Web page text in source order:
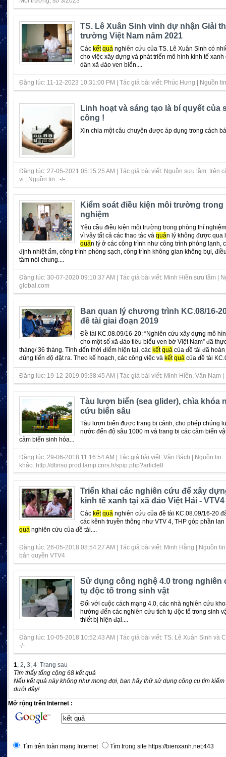
TS. Lê Xuân Sinh vinh dự nhận Giải
trường Việt Nam năm 2021
Các kết quảnghiên cứu của TS. Lê Xuân Sinh có
cho việc xây dựng và phát triển mô hình kinh tế xanh
dân xã đảo ven biển....
Đăng lúc: 11-12-2023 10:31:00 PM | Tác giả bài viết: Phúc Hưng | Nguồn
Linh hoạt và sáng tạo là bí quyết của
công !
Xin chia một câu chuyện được áp dụng trong cách
Đăng lúc: 27-05-2021 05:15:25 AM | Tác giả bài viết: Nguồn sưu tầm: trên
vị | Nguồn tin : -/-
Kiểm soát điều kiện môi trường trong
nghiệm
Yêu cầu điều kiện môi trường trong phòng thí
vì vậy tất cả các thao tác và quản lý không được qua
quản lý ở các công trình như công trình phòng lạnh,
định nhiệt ẩm, công trình phòng sạch, công trình không gian không bụi,
tâm nói chung....
Đăng lúc: 30-07-2020 09:10:37 AM | Tác giả bài viết: Minh Hiền sưu tầm |
global.com
Ban quan lý chương trình KC.08/16-
đề tài giai đoạn 2019
Đề tài KC.08.09/16-20: “Nghiên cứu xây dựng mô
cho một số xã đảo tiêu biểu ven bờ Việt Nam” đã
tháng/ 36 tháng. Tính đến thời điểm hiện tại, các kết quả của đề tài đã
đúng tiến độ đặt ra. Theo kế hoạch, các công việc và kết quả của đề tài
Đăng lúc: 19-12-2019 09:38:45 AM | Tác giả bài viết: Minh Hiền, Văn Nam |
Tàu lượn biển (sea glider), chìa khóa
cứu biển sâu
Tàu lượn biển được trang bị cánh, cho phép chúng
nước đến độ sâu 1000 m và trang bị các cảm biến
cảm biến sinh hóa...
Đăng lúc: 29-06-2018 11:16:54 AM | Tác giả bài viết: Văn Bách | Nguồn tin
khảo: http://dtinsu.prod.lamp.cnrs.fr/spip.php?article8
Triển khai các nghiên cứu để xây
kinh tế xanh tại xã đảo Việt Hải - VTV4
Các kết quảnghiên cứu của đề tài KC.08.09/16-20
các kênh truyền thông như VTV 4, THP góp phần
quả nghiên cứu của đề tài....
Đăng lúc: 26-05-2018 08:54:27 AM | Tác giả bài viết: Minh Hằng | Nguồn
bản quyền VTV4
Sử dụng công nghệ 4.0 trong nghiên
tụ độc tố trong sinh vật
Đối với cuộc cách mạng 4.0, các nhà nghiên cứu
hướng đến các nghiên cứu tích tụ độc tố trong sinh
thiết bị hiện đại....
Đăng lúc: 10-05-2018 10:52:43 AM | Tác giả bài viết: TS. Lê Xuân Sinh và
-/-
1, 2, 3, 4 Trang sau
Tìm thấy tổng cộng 68 kết quả
Nếu kết quả này không như mong đợi, bạn hãy thử sử dụng công cụ tìm
dưới đây!
Mở rộng trên Internet :
Tìm trên toàn mạng Internet Tìm trong site https://bienxanh.net:443